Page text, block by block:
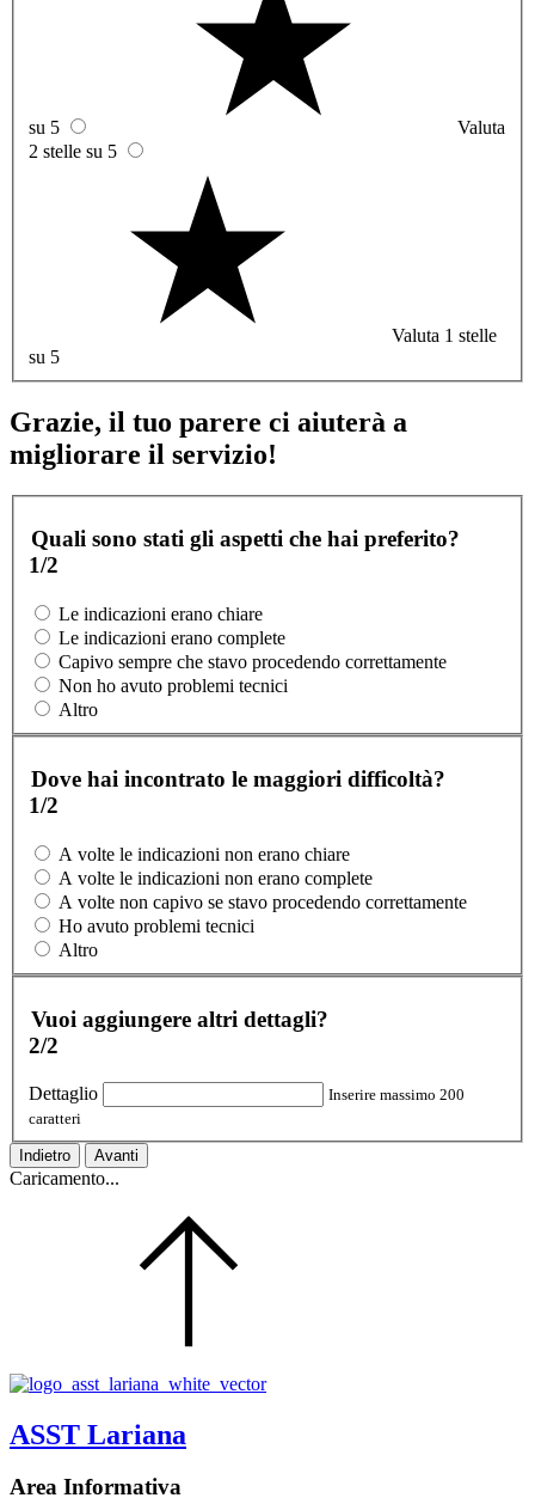
su 5
Valuta
2 stelle su 5
Valuta 1 stelle
su 5
Grazie, il tuo parere ci aiuterà a
migliorare il servizio!
Quali sono stati gli aspetti che hai preferito?
1/2
Le indicazioni erano chiare
Le indicazioni erano complete
Capivo sempre che stavo procedendo correttamente
Non ho avuto problemi tecnici
Altro
Dove hai incontrato le maggiori difficoltà?
1/2
A volte le indicazioni non erano chiare
A volte le indicazioni non erano complete
A volte non capivo se stavo procedendo correttamente
Ho avuto problemi tecnici
Altro
Vuoi aggiungere altri dettagli?
2/2
Dettaglio
Inserire massimo 200
caratteri
Indietro Avanti
Caricamento...
ASST Lariana
Area Informativa